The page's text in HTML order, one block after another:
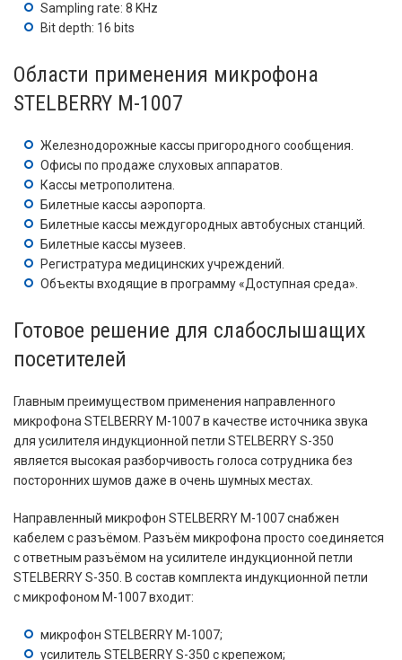
Sampling rate: 8 KHz
Bit depth: 16 bits
Области применения микрофона
STELBERRY M-1007
Железнодорожные кассы пригородного сообщения.
Офисы по продаже слуховых аппаратов.
Кассы метрополитена.
Билетные кассы аэропорта.
Билетные кассы междугородных автобусных станций.
Билетные кассы музеев.
Регистратура медицинских учреждений.
Объекты входящие в программу «Доступная среда».
Готовое решение для слабослышащих
посетителей
Главным преимуществом применения направленного
микрофона STELBERRY M-1007 в качестве источника звука
для усилителя индукционной петли STELBERRY S-350
является высокая разборчивость голоса сотрудника без
посторонних шумов даже в очень шумных местах.
Направленный микрофон STELBERRY M-1007 снабжен
кабелем с разъёмом. Разъём микрофона просто соединяется
с ответным разъёмом на усилителе индукционной петли
STELBERRY S-350. В состав комплекта индукционной петли
с микрофоном M-1007 входит:
микрофон STELBERRY M-1007;
усилитель STELBERRY S-350 с крепежом;